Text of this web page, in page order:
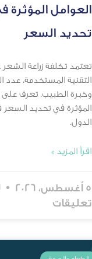
العوامل المؤثرة
تحديد السعر
تعتمد تكلفة زراعة
التقنية المستخدمة، عدد
وخبرة الطبيب. تعرف على
المؤثرة في تحديد
الدول.
اقرأ المزيد »
5 أغسطس، 2026
تعليقات